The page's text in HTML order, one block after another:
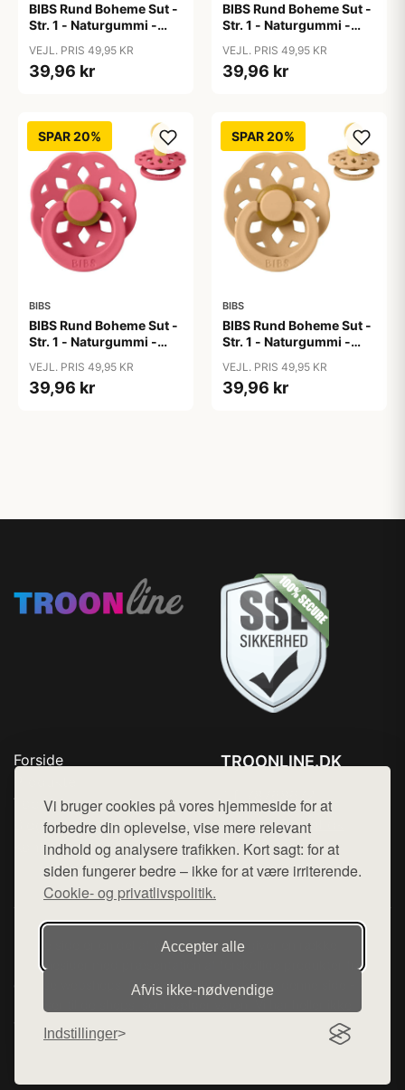
Vi bruger cookies på vores hjemmeside for at
forbedre din oplevelse, vise mere relevant
indhold og analysere trafikken. Kort sagt: for at
siden fungerer bedre – ikke for at være irriterende.
Cookie- og privatlivspolitik.
Accepter alle
Afvis ikke‑nødvendige
Indstillinger
BIBS Rund Boheme Sut -
Str. 1 - Naturgummi -
VEJL. PRIS 49,95 KR
39,96 kr
BIBS Rund Boheme Sut -
Str. 1 - Naturgummi -
VEJL. PRIS 49,95 KR
39,96 kr
SPAR 20%
BIBS
BIBS Rund Boheme Sut -
Str. 1 - Naturgummi -
VEJL. PRIS 49,95 KR
39,96 kr
SPAR 20%
BIBS
BIBS Rund Boheme Sut -
Str. 1 - Naturgummi -
VEJL. PRIS 49,95 KR
39,96 kr
Forside
Top Rabatter
Blog
Kontakt
TROONLINE.DK
Mail: hej@want.dk
Cookie- og privatlivspolitik
Denne side er en del af want.dk, der udgiver en række
hjemmesider med præsentation af forskellige produkter fra
diverse webshops. Der sælges ikke varer fra denne side - vi
henviser til de shops, som sælger varen. Vi har heller ikke
varerne på lager.